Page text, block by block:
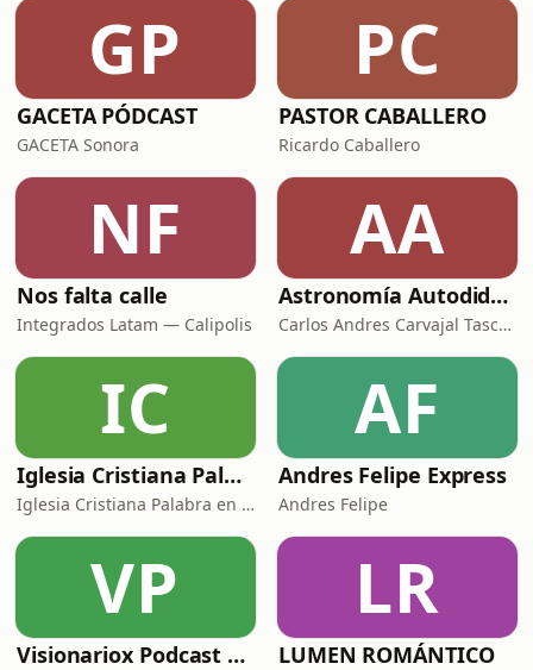
GP
GACETA PÓDCAST
GACETA Sonora
PC
PASTOR CABALLERO
Ricardo Caballero
NF
Nos falta calle
Integrados Latam — Calipolis
AA
Astronomía Autodidacta
Carlos Andres Carvajal Tascon
IC
Iglesia Cristiana Palabra En Acción Podcast
Iglesia Cristiana Palabra en Acción
AF
Andres Felipe Express
Andres Felipe
VP
Visionariox Podcast con Diego García
LR
LUMEN ROMÁNTICO